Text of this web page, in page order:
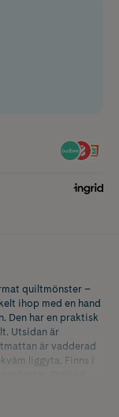
quiltmönster –
ihop med en hand
Den har en praktisk
Utsidan är
är vadderad
liggyta. Finns i